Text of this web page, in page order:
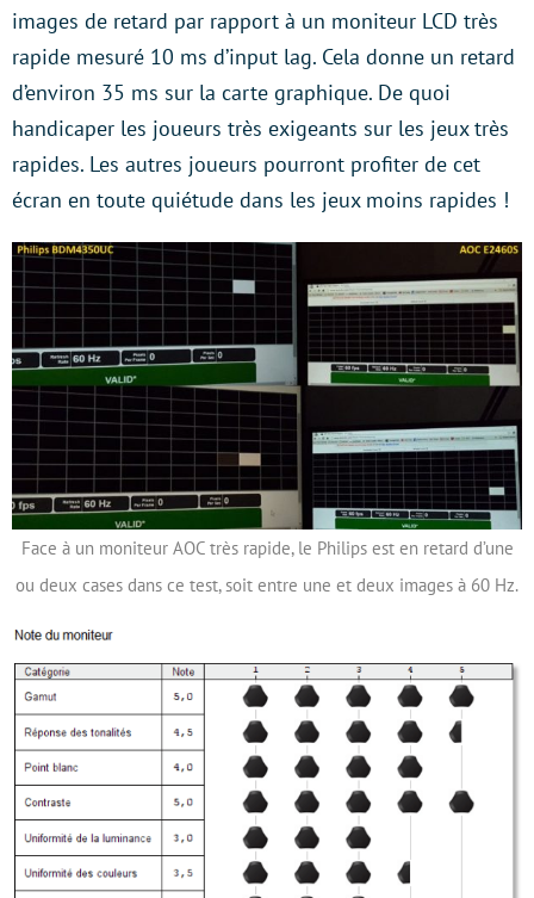
images de retard par rapport à un moniteur LCD très
rapide mesuré 10 ms d’input lag. Cela donne un retard
d’environ 35 ms sur la carte graphique. De quoi
handicaper les joueurs très exigeants sur les jeux très
rapides. Les autres joueurs pourront profiter de cet
écran en toute quiétude dans les jeux moins rapides !
Face à un moniteur AOC très rapide, le Philips est en retard d’une
ou deux cases dans ce test, soit entre une et deux images à 60 Hz.